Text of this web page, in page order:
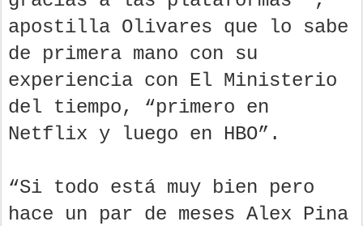
apostilla Olivares que lo sabe
de primera mano con su
experiencia con El Ministerio
del tiempo, “primero en
Netflix y luego en HBO”.
“Si todo está muy bien pero
hace un par de meses Alex Pina